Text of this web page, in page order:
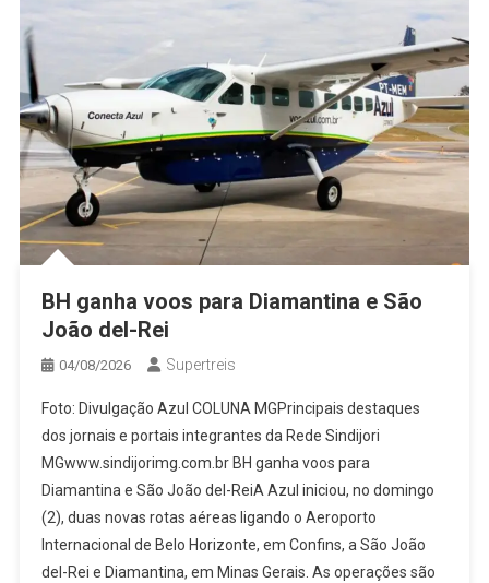
BH ganha voos para Diamantina e São
João del-Rei
04/08/2026 Supertreis
Foto: Divulgação Azul COLUNA MGPrincipais destaques
dos jornais e portais integrantes da Rede Sindijori
MGwww.sindijorimg.com.br BH ganha voos para
Diamantina e São João del-ReiA Azul iniciou, no domingo
(2), duas novas rotas aéreas ligando o Aeroporto
Internacional de Belo Horizonte, em Confins, a São João
del-Rei e Diamantina, em Minas Gerais. As operações são